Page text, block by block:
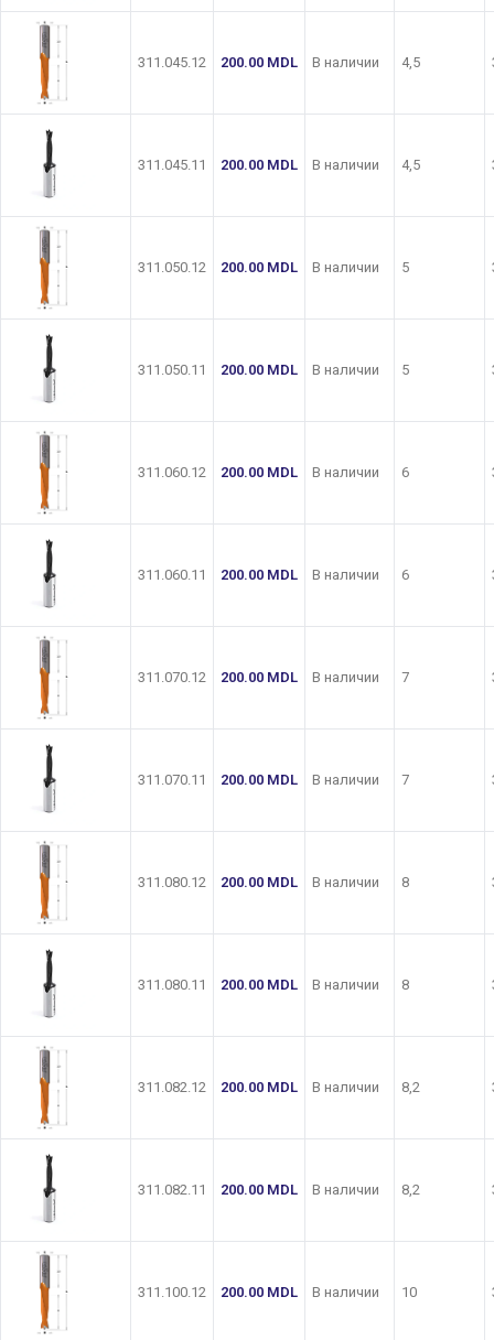
311.045.12 200.00 MDL В наличии 4,5
311.045.11 200.00 MDL В наличии 4,5
311.050.12 200.00 MDL В наличии 5
311.050.11 200.00 MDL В наличии 5
311.060.12 200.00 MDL В наличии 6
311.060.11 200.00 MDL В наличии 6
311.070.12 200.00 MDL В наличии 7
311.070.11 200.00 MDL В наличии 7
311.080.12 200.00 MDL В наличии 8
311.080.11 200.00 MDL В наличии 8
311.082.12 200.00 MDL В наличии 8,2
311.082.11 200.00 MDL В наличии 8,2
311.100.12 200.00 MDL В наличии 10